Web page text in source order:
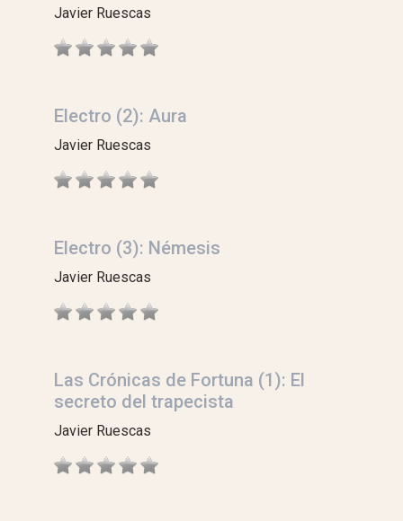
Javier Ruescas
Electro (2): Aura
Javier Ruescas
Electro (3): Némesis
Javier Ruescas
Las Crónicas de Fortuna (1): El
secreto del trapecista
Javier Ruescas